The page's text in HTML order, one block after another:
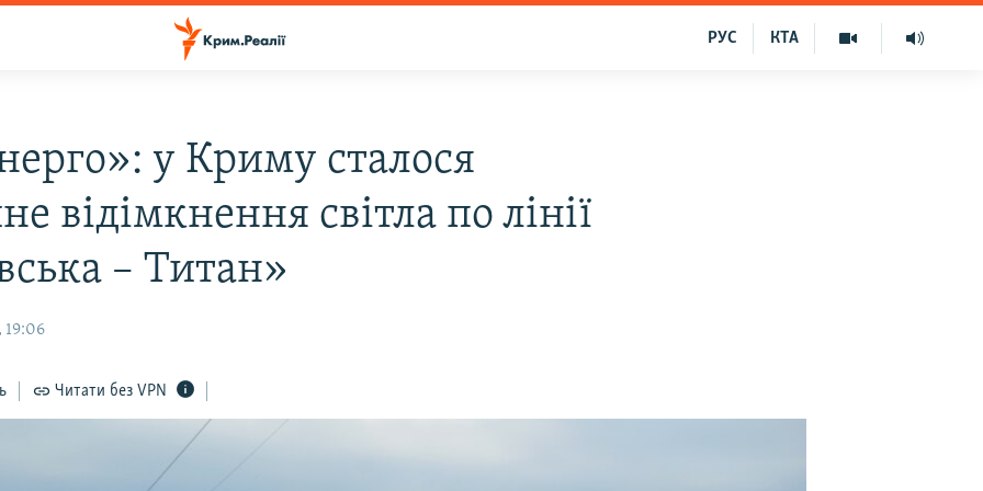
КТА
РУС
у Криму сталося
відімкнення світла по лінії
– Титан»
19:06
Читати без VPN